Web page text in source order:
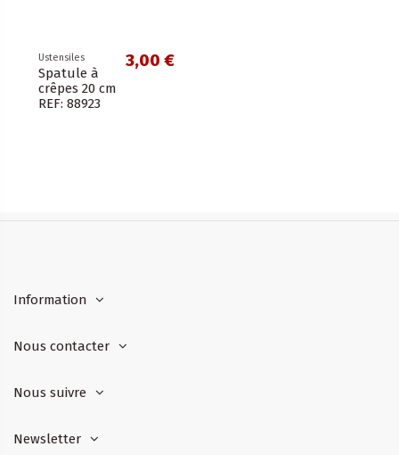
Ustensiles
Spatule à
crêpes 20 cm
REF: 88923
3,00 €
Information
Nous contacter
Nous suivre
Newsletter